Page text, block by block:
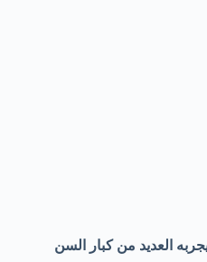
العديد من كبار السن